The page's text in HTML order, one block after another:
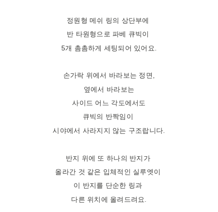
정원형 메쉬 링의 상단부에
반 타원형으로 파베 큐빅이
5개 촘촘하게 세팅되어 있어요.
손가락 위에서 바라보는 정면,
옆에서 바라보는
사이드 어느 각도에서도
큐빅의 반짝임이
시야에서 사라지지 않는 구조랍니다.
반지 위에 또 하나의 반지가
올라간 것 같은 입체적인 실루엣이
이 반지를 단순한 링과
다른 위치에 올려드려요.